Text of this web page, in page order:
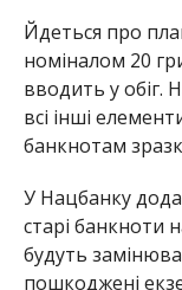
Йдеться про
номіналом 20
вводить у обіг.
всі інші
банкнотам
У Нацбанку
старі банкноти
будуть
пошкоджені